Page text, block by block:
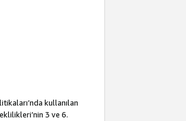
kullanılan
3 ve 6.